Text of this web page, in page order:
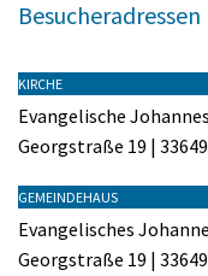
Besucheradressen
KIRCHE
Evangelische
Georgstraße 19 |
GEMEINDEHAUS
Evangelisches
Georgstraße 19 |